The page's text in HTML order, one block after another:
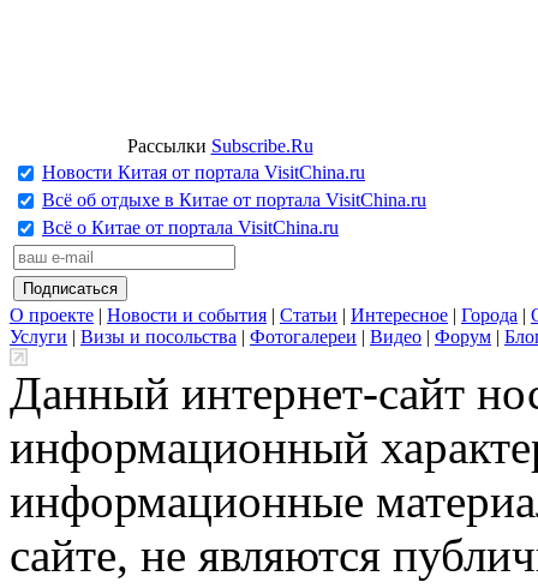
Рассылки Subscribe.Ru
Новости Китая от портала VisitChina.ru
Всё об отдыхе в Китае от портала VisitChina.ru
Всё о Китае от портала VisitChina.ru
О проекте | Новости и события | Статьи | Интересное | Города |
Услуги | Визы и посольства | Фотогалереи | Видео | Форум |
Данный интернет-сайт
информационный
информационные
сайте, не являются